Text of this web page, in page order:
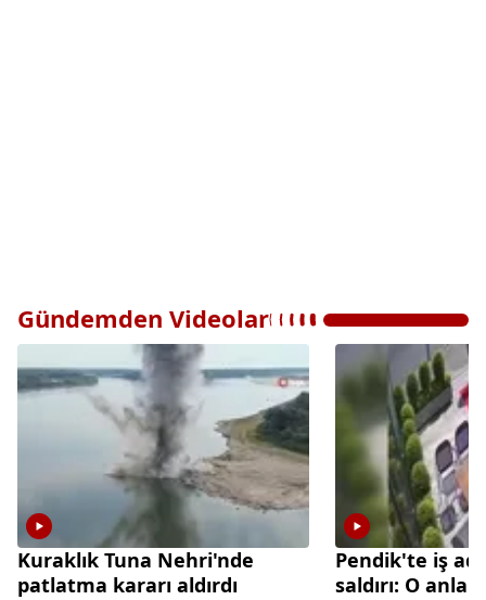
Gündemden Videolar
Kuraklık Tuna Nehri'nde
patlatma kararı aldırdı
Pendik'te iş
saldırı: O